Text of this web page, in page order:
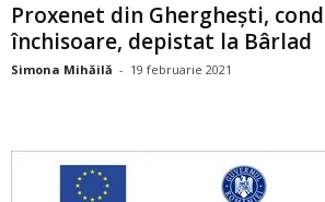
Proxenet din Gherghești,
închisoare, depistat la Bârlad
Simona Mihăilă - 19 februarie 2021